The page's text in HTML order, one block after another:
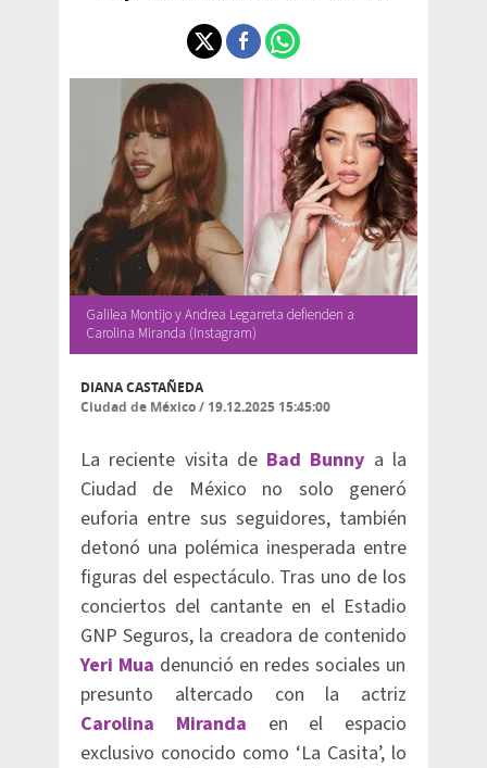
Galilea Montijo y Andrea Legarreta defienden a
Carolina Miranda (Instagram)
DIANA CASTAÑEDA
Ciudad de México/ 19.12.2025 15:45:00
La reciente visita de Bad Bunny a la
Ciudad de México no solo generó
euforia entre sus seguidores, también
detonó una polémica inesperada entre
figuras del espectáculo. Tras uno de los
conciertos del cantante en el Estadio
GNP Seguros, la creadora de contenido
Yeri Mua denunció en redes sociales un
presunto altercado con la actriz
Carolina Miranda en el espacio
exclusivo conocido como ‘La Casita’, lo